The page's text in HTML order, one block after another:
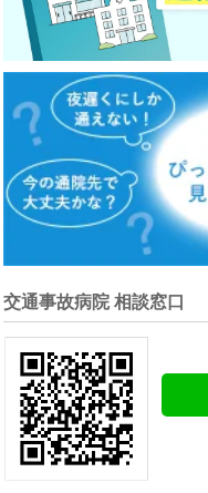
交通事故病院 相談窓口